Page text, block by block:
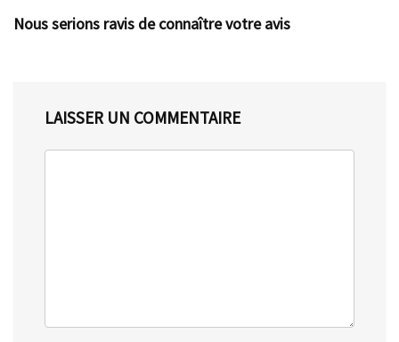
Nous serions ravis de connaître votre avis
LAISSER UN COMMENTAIRE